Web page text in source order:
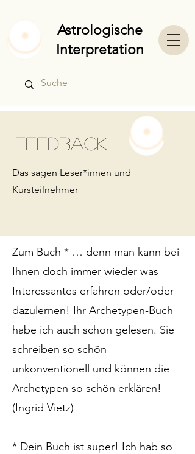
Astrologische
Interpretation
Feedback
Das sagen Leser*innen und
Kursteilnehmer
Zum Buch * … denn man kann bei
Ihnen doch immer wieder was
Interessantes erfahren oder/oder
dazulernen! Ihr Archetypen-Buch
habe ich auch schon gelesen. Sie
schreiben so schön
unkonventionell und können die
Archetypen so schön erklären!
(Ingrid Vietz)
* Dein Buch ist super! Ich hab so